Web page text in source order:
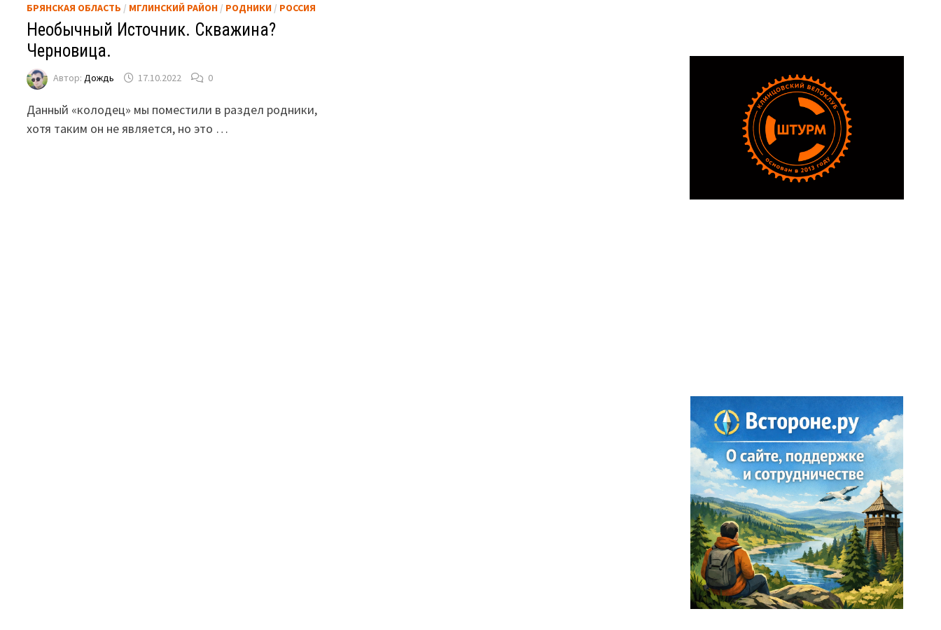
БРЯНСКАЯ ОБЛАСТЬ / МГЛИНСКИЙ РАЙОН / РОДНИКИ / РОССИЯ
Необычный Источник. Скважина?
Черновица.
Автор:Дождь 17.10.2022 0
Данный «колодец» мы поместили в раздел родники,
хотя таким он не является, но это …